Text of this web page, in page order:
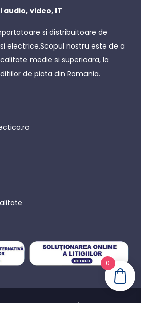
video, IT
si distribuitoare de
electrice.Scopul nostru este de a
medie si superioara, la
de piata din Romania.
drepturile rezervate! |Politica de
0